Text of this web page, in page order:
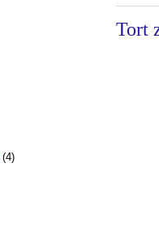
Tort
(4)